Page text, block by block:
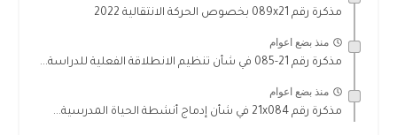
مذكرة رقم 089x21 بخصوص الحركة الانتقالية 2022
منذ بضع اعوام
مذكرة رقم 21-085 في شأن تنظيم الانطلاقة الفعلية للدراسة...
منذ بضع اعوام
مذكرة رقم 21x084 في شأن إدماج أنشطة الحياة المدرسية...